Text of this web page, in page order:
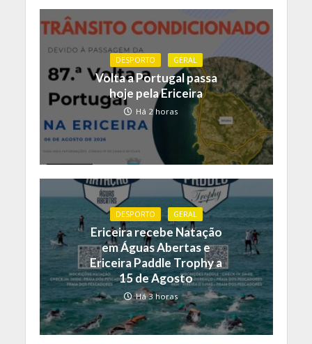
DESPORTO GERAL
Volta a Portugal passa
hoje pela Ericeira
Há 2 horas
DESPORTO GERAL
Ericeira recebe Natação
em Águas Abertas e
Ericeira Paddle Trophy a
15 de Agosto
Há 3 horas